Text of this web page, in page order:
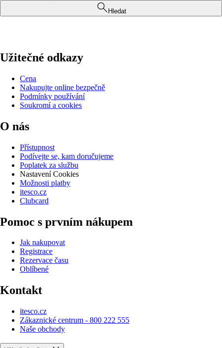
Hledat
Užitečné odkazy
Cena
Nakupujte online bezpečně
Podmínky používání
Soukromí a cookies
O nás
Přístupnost
Podívejte se, kam doručujeme
Poplatek za službu
Nastavení Cookies
Možnosti platby
itesco.cz
Clubcard
Pomoc s prvním nákupem
Jak nakupovat
Registrace
Rezervace času
Oblíbené
Kontakt
itesco.cz
Zákaznické centrum - 800 222 555
Naše obchody